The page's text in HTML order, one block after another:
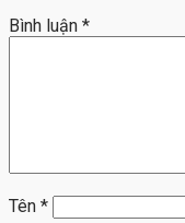
Bình luận *
Tên *